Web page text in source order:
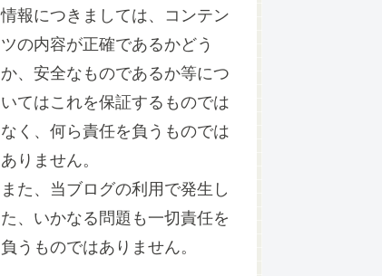
情報につきましては、コンテン
ツの内容が正確であるかどう
か、安全なものであるか等につ
いてはこれを保証するものでは
なく、何ら責任を負うものでは
ありません。
また、当ブログの利用で発生し
た、いかなる問題も一切責任を
負うものではありません。